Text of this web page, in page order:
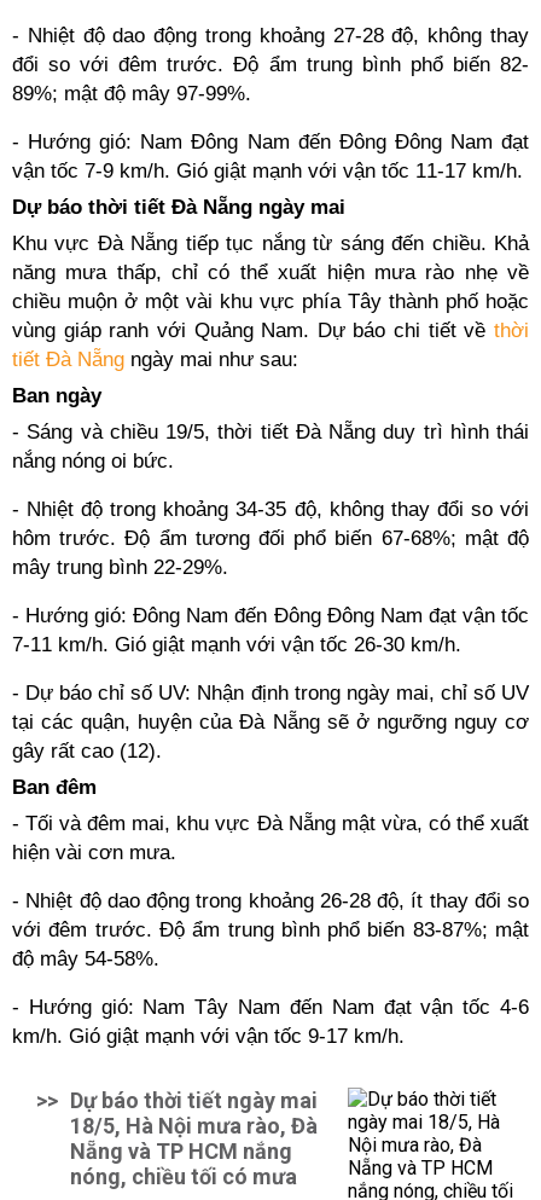
- Nhiệt độ dao động trong khoảng 27-28 độ, không thay
đổi so với đêm trước. Độ ẩm trung bình phổ biến 82-
89%; mật độ mây 97-99%.
- Hướng gió: Nam Đông Nam đến Đông Đông Nam đạt
vận tốc 7-9 km/h. Gió giật mạnh với vận tốc 11-17 km/h.
Dự báo thời tiết Đà Nẵng ngày mai
Khu vực Đà Nẵng tiếp tục nắng từ sáng đến chiều. Khả
năng mưa thấp, chỉ có thể xuất hiện mưa rào nhẹ về
chiều muộn ở một vài khu vực phía Tây thành phố hoặc
vùng giáp ranh với Quảng Nam. Dự báo chi tiết về thời
tiết Đà Nẵng ngày mai như sau:
Ban ngày
- Sáng và chiều 19/5, thời tiết Đà Nẵng duy trì hình thái
nắng nóng oi bức.
- Nhiệt độ trong khoảng 34-35 độ, không thay đổi so với
hôm trước. Độ ẩm tương đối phổ biến 67-68%; mật độ
mây trung bình 22-29%.
- Hướng gió: Đông Nam đến Đông Đông Nam đạt vận tốc
7-11 km/h. Gió giật mạnh với vận tốc 26-30 km/h.
- Dự báo chỉ số UV: Nhận định trong ngày mai, chỉ số UV
tại các quận, huyện của Đà Nẵng sẽ ở ngưỡng nguy cơ
gây rất cao (12).
Ban đêm
- Tối và đêm mai, khu vực Đà Nẵng mật vừa, có thể xuất
hiện vài cơn mưa.
- Nhiệt độ dao động trong khoảng 26-28 độ, ít thay đổi so
với đêm trước. Độ ẩm trung bình phổ biến 83-87%; mật
độ mây 54-58%.
- Hướng gió: Nam Tây Nam đến Nam đạt vận tốc 4-6
km/h. Gió giật mạnh với vận tốc 9-17 km/h.
>> Dự báo thời tiết ngày mai
18/5, Hà Nội mưa rào, Đà
Nẵng và TP HCM nắng
nóng, chiều tối có mưa